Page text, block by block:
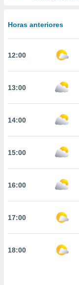
basada
permite
coste.
botón
a la
todas
ya sean
nos
en
perfil
y
CONTINUAR
Horas anteriores
12:00
13:00
14:00
15:00
16:00
17:00
18:00